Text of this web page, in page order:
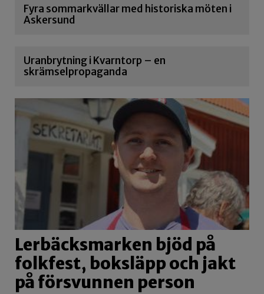
Fyra sommarkvällar med historiska möten i
Askersund
Uranbrytning i Kvarntorp – en
skrämselpropaganda
Lerbäcksmarken bjöd på
folkfest, boksläpp och jakt
på försvunnen person